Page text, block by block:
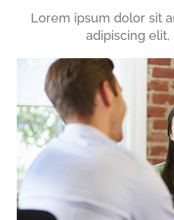
Lorem ipsum dolor sit
adipiscing elit,